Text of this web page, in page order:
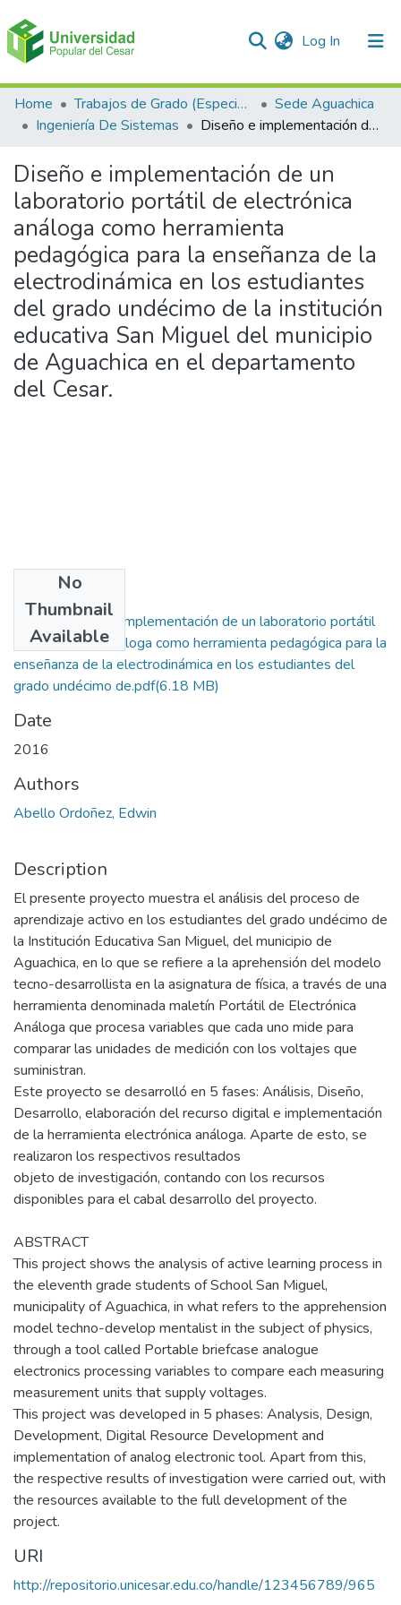
Log In (current)
Communities & Collections
All of DSpace
Statistics
Home Trabajos de Grado (Especializaciones y Pregrados)
Sede Aguachica
Ingeniería De Sistemas
Diseño e implementación de un laboratorio portátil de electrónica análoga como herramienta pedagógica para la enseñanza de la electrodinámica en los estudiantes del grado undécimo de la institución educativa San Miguel del municipio de Aguachica en el departamento del Cesar.
Diseño e implementación de un
laboratorio portátil de electrónica
análoga como herramienta
pedagógica para la enseñanza de la
electrodinámica en los estudiantes
del grado undécimo de la institución
educativa San Miguel del municipio
de Aguachica en el departamento
del Cesar.
No
Thumbnail
Available
Tesis Diseño e implementación de un laboratorio portátil
de electrónica análoga como herramienta pedagógica para la
enseñanza de la electrodinámica en los estudiantes del
grado undécimo de.pdf(6.18 MB)
Date
2016
Authors
Abello Ordoñez, Edwin
Description
El presente proyecto muestra el análisis del proceso de
aprendizaje activo en los estudiantes del grado undécimo de
la Institución Educativa San Miguel, del municipio de
Aguachica, en lo que se refiere a la aprehensión del modelo
tecno-desarrollista en la asignatura de física, a través de una
herramienta denominada maletín Portátil de Electrónica
Análoga que procesa variables que cada uno mide para
comparar las unidades de medición con los voltajes que
suministran.
Este proyecto se desarrolló en 5 fases: Análisis, Diseño,
Desarrollo, elaboración del recurso digital e implementación
de la herramienta electrónica análoga. Aparte de esto, se
realizaron los respectivos resultados
objeto de investigación, contando con los recursos
disponibles para el cabal desarrollo del proyecto.
ABSTRACT
This project shows the analysis of active learning process in
the eleventh grade students of School San Miguel,
municipality of Aguachica, in what refers to the apprehension
model techno-develop mentalist in the subject of physics,
through a tool called Portable briefcase analogue
electronics processing variables to compare each measuring
measurement units that supply voltages.
This project was developed in 5 phases: Analysis, Design,
Development, Digital Resource Development and
implementation of analog electronic tool. Apart from this,
the respective results of investigation were carried out, with
the resources available to the full development of the
project.
URI
http://repositorio.unicesar.edu.co/handle/123456789/965